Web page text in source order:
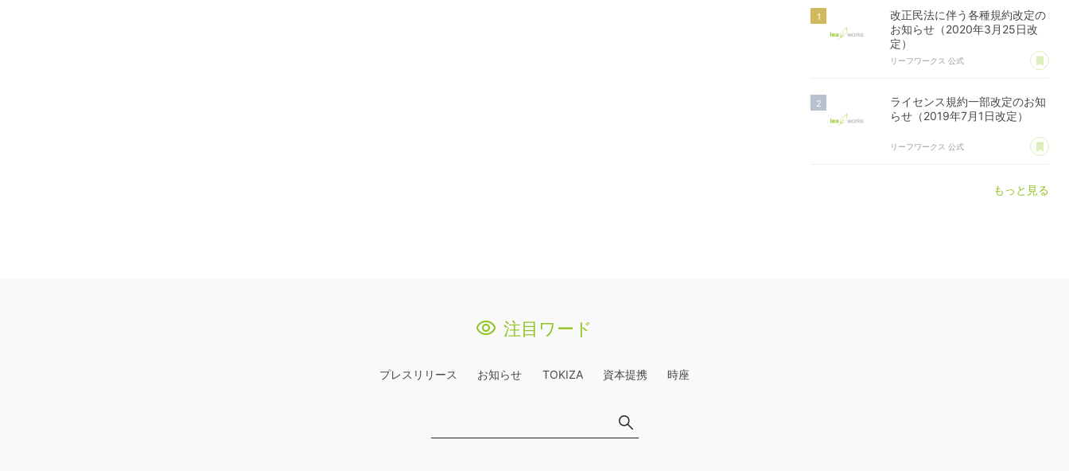
改正民法に伴う各種規約改定の
お知らせ（2020年3月25日改
定）
リーフワークス 公式 あ
ライセンス規約一部改定のお知
らせ（2019年7月1日改定）
リーフワークス 公式 あ
もっと見る
注目ワード
プレスリリース お知らせ TOKIZA 資本提携 時座